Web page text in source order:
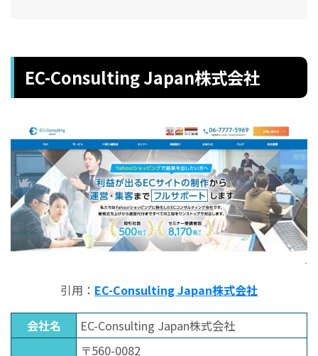
EC-Consulting Japan株式会社
引用： EC-Consulting Japan株式会社
会社名 EC-Consulting Japan株式会社
〒560-0082